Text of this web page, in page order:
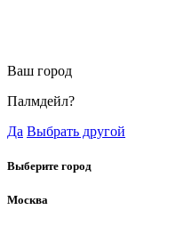
Ваш город
Палмдейл?
Да Выбрать другой
Выберите город
Москва